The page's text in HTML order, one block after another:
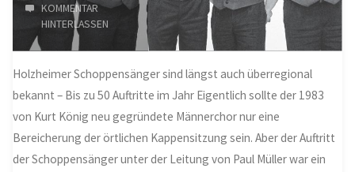
KOMMENTAR
HINTERLASSEN
Holzheimer Schoppensänger sind längst auch überregional
bekannt – Bis zu 50 Auftritte im Jahr Eigentlich sollte der 1983
von Kurt König neu gegründete Männerchor nur eine
Bereicherung der örtlichen Kappensitzung sein. Aber der Auftritt
der Schoppensänger unter der Leitung von Paul Müller war ein